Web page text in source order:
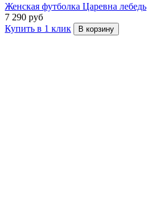
Женская футболка Царевна лебедь
7 290 руб
Купить в 1 клик
В корзину